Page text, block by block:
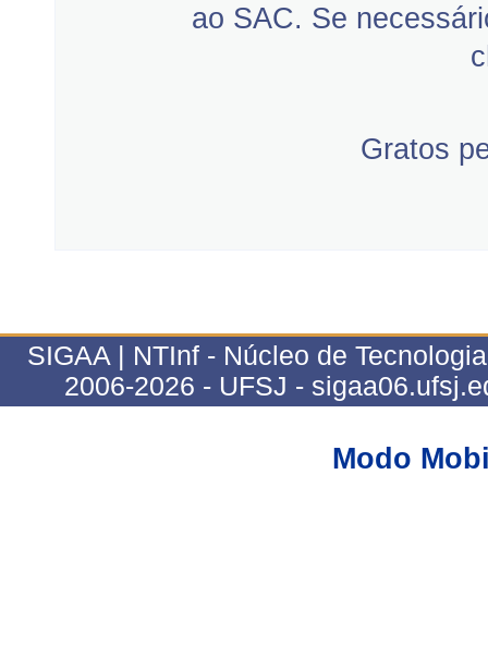
ao SAC. Se
Gratos
SIGAA | NTInf - Núcleo de
2006-2026 - UFSJ -
Modo